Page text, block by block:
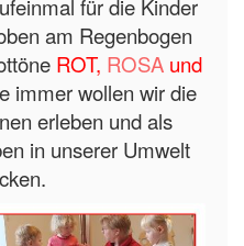
für die Kinder
am Regenbogen
ROT, ROSA und
immer wollen wir die
erleben und als
in unserer Umwelt